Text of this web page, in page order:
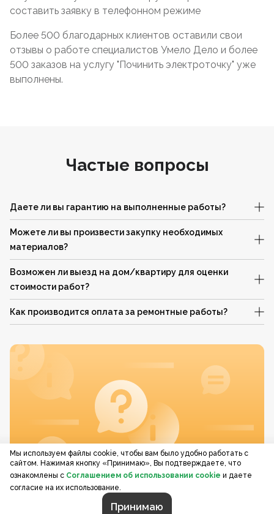
составить заявку в телефонном режиме
Более 500 благодарных клиентов оставили свои
отзывы о работе специалистов Умело Дело и более
500 заказов на услугу "Починить электроточку" уже
выполнены.
Частые вопросы
Даете ли вы гарантию на выполненные работы?
Можете ли вы произвести закупку необходимых
материалов?
Возможен ли выезд на дом/квартиру для оценки
стоимости работ?
Как производится оплата за ремонтные работы?
Мы используем файлы cookie, чтобы вам было удобно работать с
сайтом. Нажимая кнопку «Принимаю», Вы подтверждаете, что
ознакомлены с Соглашением об использовании cookie и даете
согласие на их использование.
Принимаю